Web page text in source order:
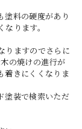
塗料の硬度があり
ります。
りますのでさらに
の焼けの進行が
着きにくくなりま
塗装で検索いただ